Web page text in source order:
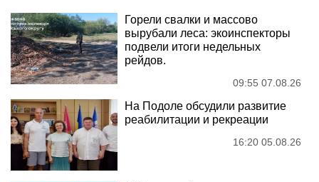
Горели свалки и массово
вырубали леса: экоинспекторы
подвели итоги недельных
рейдов.
09:55 07.08.26
На Подоле обсудили развитие
реабилитации и рекреации
16:20 05.08.26